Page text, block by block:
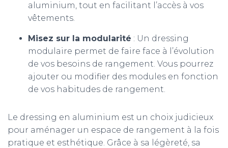
aluminium, tout en facilitant l’accès à vos
vêtements.
Misez sur la modularité : Un dressing
modulaire permet de faire face à l’évolution
de vos besoins de rangement. Vous pourrez
ajouter ou modifier des modules en fonction
de vos habitudes de rangement.
Le dressing en aluminium est un choix judicieux
pour aménager un espace de rangement à la fois
pratique et esthétique. Grâce à sa légèreté, sa